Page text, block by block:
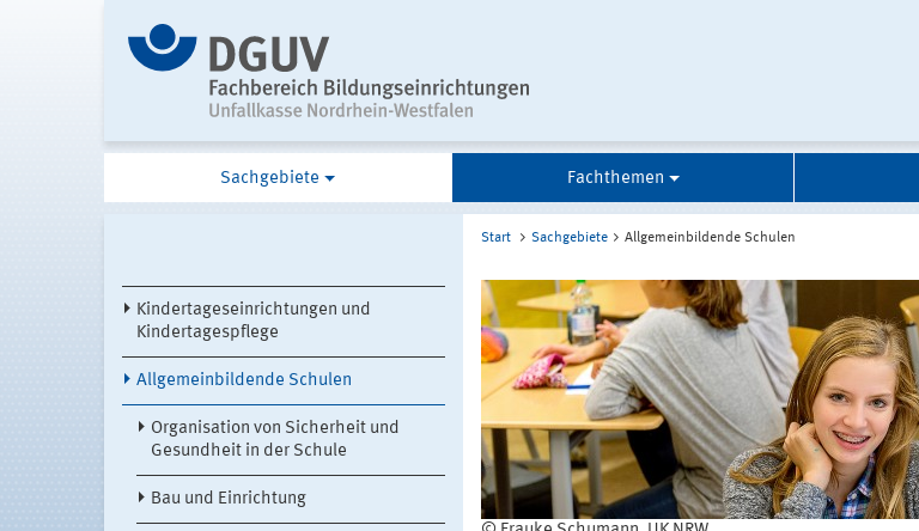
Sachgebiete Fachthemen
Kindertageseinrichtungen und
Kindertagespflege
Allgemeinbildende Schulen
Organisation von Sicherheit und
Gesundheit in der Schule
Bau und Einrichtung
Start Sachgebiete Allgemeinbildende Schulen